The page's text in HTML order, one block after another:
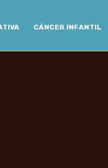
CÁNCER INFANTIL